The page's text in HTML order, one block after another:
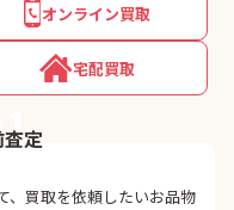
オンライン買取
宅配買取
定
、買取を依頼したいお品物